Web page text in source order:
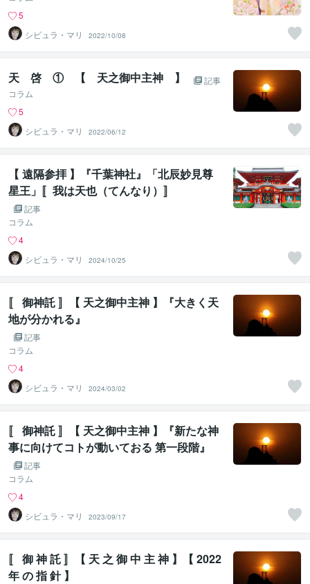
5
シビュラ・マリ
2022/10/08
天 啓 ① 【 天之御中主神 】
記事
コラム
5
シビュラ・マリ
2022/06/12
【 遠隔参拝 】『千葉神社』「北辰妙見尊
星王」〚我は天也（てんなり）〛
記事
コラム
4
シビュラ・マリ
2024/10/25
〚 御神託 〛【 天之御中主神 】『大きく天
地が分かれる』
記事
コラム
4
シビュラ・マリ
2024/03/02
〚 御神託 〛【 天之御中主神 】『新たな神
事に向けてコトが動いておる 第一段階』
記事
コラム
4
シビュラ・マリ
2023/09/17
〚 御 神 託 〛【 天 之 御 中 主 神 】【 2022
年 の 指 針 】